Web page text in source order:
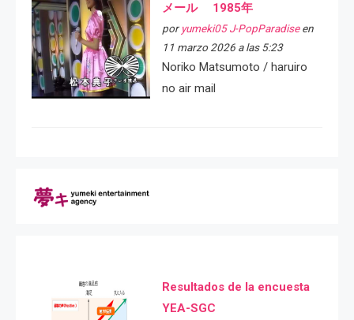
メール 1985年
por yumeki05 J-PopParadiseen
11 marzo 2026 a las 5:23
Noriko Matsumoto / haruiro
no air mail
Resultados de la encuesta
YEA-SGC